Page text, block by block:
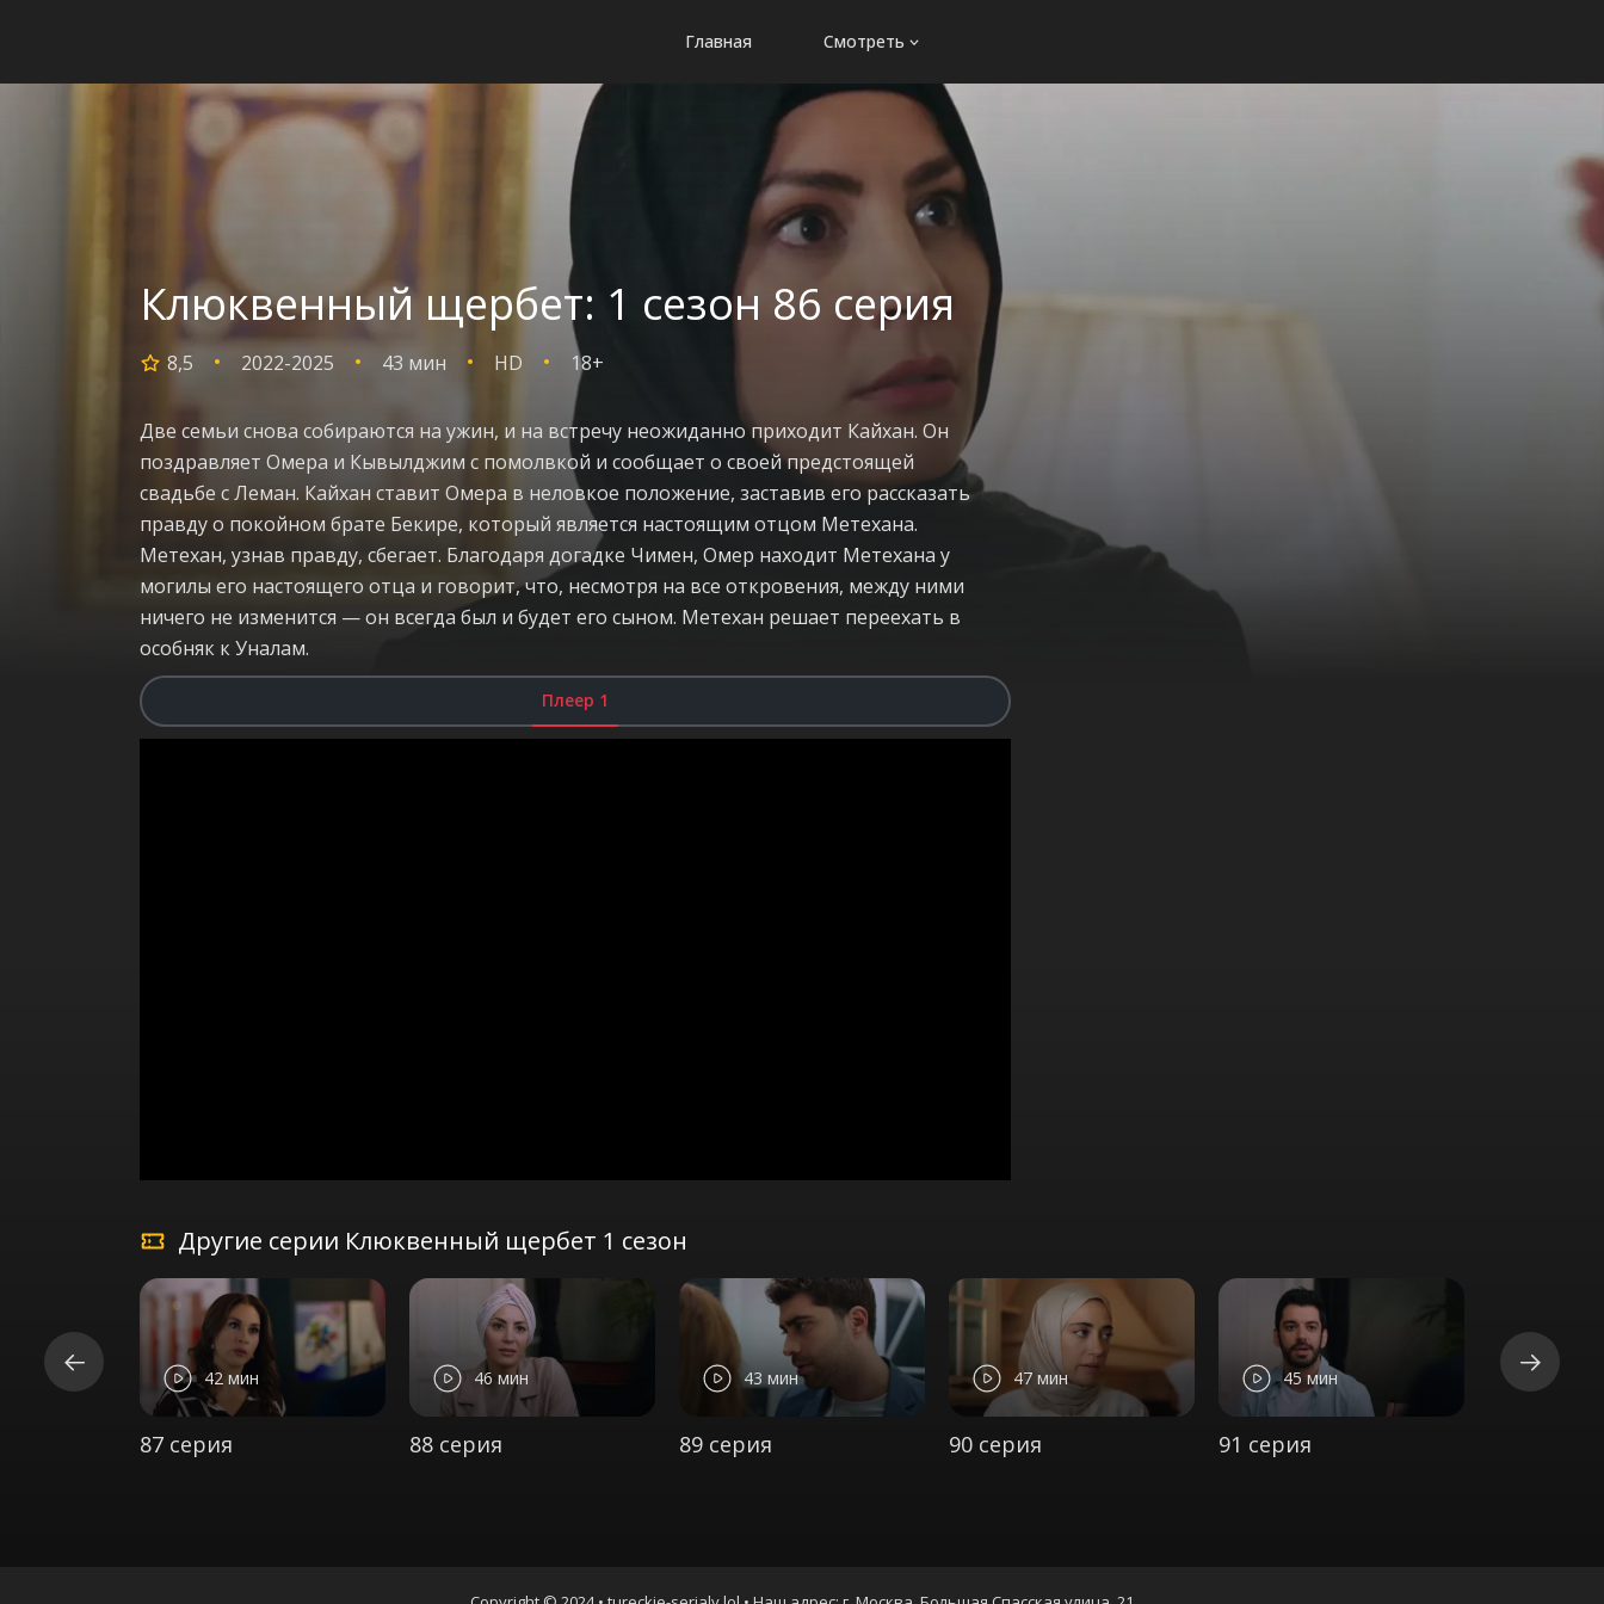
Главная Смотреть
Клюквенный щербет: 1 сезон 86 серия
8,5 2022-2025 43 мин HD 18+
Две семьи снова собираются на ужин, и на встречу неожиданно приходит Кайхан. Он
поздравляет Омера и Кывылджим с помолвкой и сообщает о своей предстоящей
свадьбе с Леман. Кайхан ставит Омера в неловкое положение, заставив его рассказать
правду о покойном брате Бекире, который является настоящим отцом Метехана.
Метехан, узнав правду, сбегает. Благодаря догадке Чимен, Омер находит Метехана у
могилы его настоящего отца и говорит, что, несмотря на все откровения, между ними
ничего не изменится — он всегда был и будет его сыном. Метехан решает переехать в
особняк к Уналам.
Плеер 1
Другие серии Клюквенный щербет 1 сезон
42 мин
87 серия
46 мин
88 серия
43 мин
89 серия
47 мин
90 серия
45 мин
91 серия
44